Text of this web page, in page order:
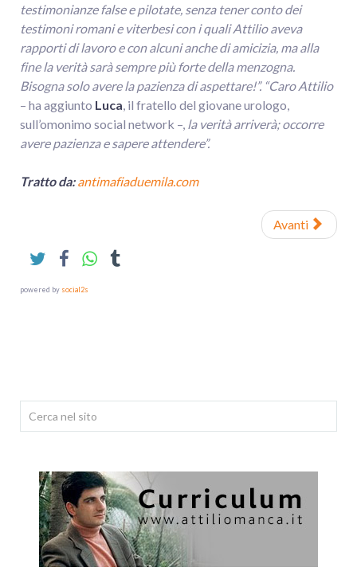
testimonianze false e pilotate, senza tener conto dei
testimoni romani e viterbesi con i quali Attilio aveva
rapporti di lavoro e con alcuni anche di amicizia, ma alla
fine la verità sarà sempre più forte della menzogna.
Bisogna solo avere la pazienza di aspettare!”. “Caro Attilio
– ha aggiunto Luca , il fratello del giovane urologo,
sull’omonimo social network –, la verità arriverà; occorre
avere pazienza e sapere attendere”.
Tratto da:antimafiaduemila.com
Avanti
powered by social2s
Cerca...